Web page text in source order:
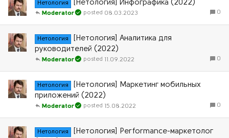
Нетология [Нетология] Инфографика (2022)
0
08.03.2023
Moderator
Нетология
[Нетология] Аналитика для
руководителей (2022)
0
11.09.2022
Moderator
Нетология
[Нетология] Маркетинг мобильных
приложений (2022)
0
15.08.2022
Moderator
Нетология
[Нетология] Performance-маркетолог